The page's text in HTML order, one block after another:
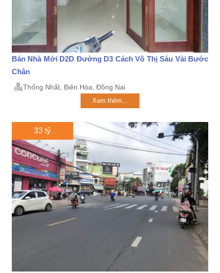
Bán Nhà Mới D2D Đường D3 Cách Võ Thị Sáu Vài Bước
Chân
Thống Nhất, Biên Hòa, Đồng Nai
Xem thêm...
33 tỷ